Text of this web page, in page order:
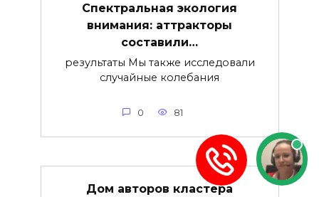
Спектральная экология
внимания: аттракторы
составили…
результаты Мы также исследовали
случайные колебания
0 81
Дом авторов кластера